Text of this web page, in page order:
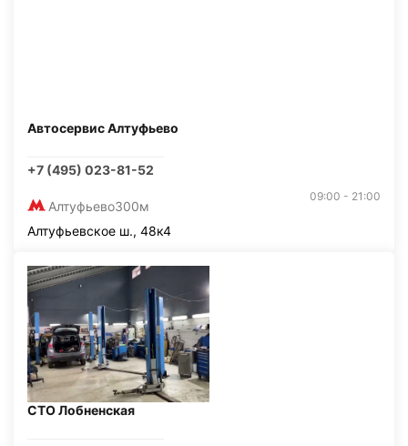
Автосервис Алтуфьево
+7 (495) 023-81-52
Алтуфьево300м
09:00 - 21:00
Алтуфьевское ш., 48к4
СТО Лобненская